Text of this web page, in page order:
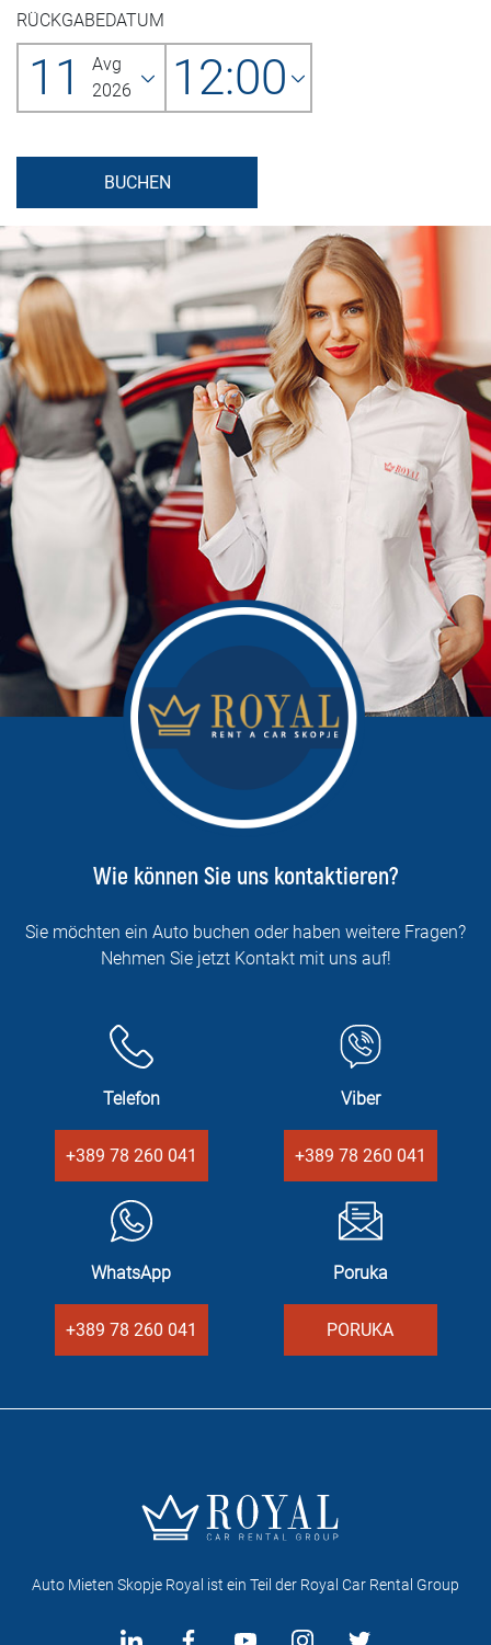
RÜCKGABEDATUM
11
Avg
2026
12:00
BUCHEN
Wie können Sie uns kontaktieren?
Sie möchten ein Auto buchen oder haben weitere Fragen?
Nehmen Sie jetzt Kontakt mit uns auf!
Telefon
+389 78 260 041
Viber
+389 78 260 041
WhatsApp
+389 78 260 041
Poruka
PORUKA
Auto Mieten Skopje Royal ist ein Teil der Royal Car Rental Group